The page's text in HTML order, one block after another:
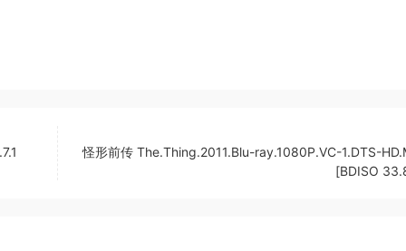
怪形前传 The.Thing.2011.Blu-ray.1080P.VC-1.DTS-
[BDISO